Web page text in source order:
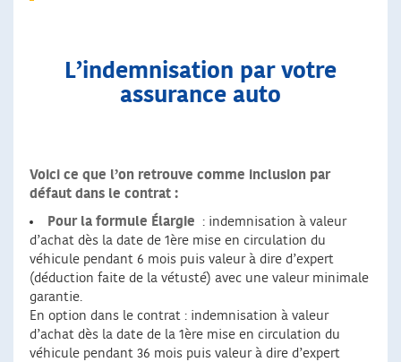
L’indemnisation par votre
assurance auto
Voici ce que l’on retrouve comme inclusion par
défaut dans le contrat :
Pour la formule Élargie : indemnisation à valeur
d’achat dès la date de 1ère mise en circulation du
véhicule pendant 6 mois puis valeur à dire d’expert
(déduction faite de la vétusté) avec une valeur minimale
garantie.
En option dans le contrat : indemnisation à valeur
d’achat dès la date de la 1ère mise en circulation du
véhicule pendant 36 mois puis valeur à dire d’expert